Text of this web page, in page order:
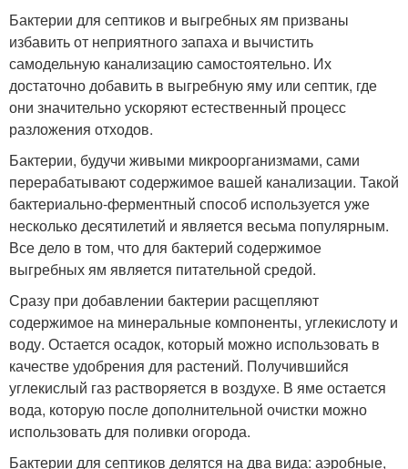
Бактерии для септиков и выгребных ям призваны
избавить от неприятного запаха и вычистить
самодельную канализацию самостоятельно. Их
достаточно добавить в выгребную яму или септик, где
они значительно ускоряют естественный процесс
разложения отходов.
Бактерии, будучи живыми микроорганизмами, сами
перерабатывают содержимое вашей канализации. Такой
бактериально-ферментный способ используется уже
несколько десятилетий и является весьма популярным.
Все дело в том, что для бактерий содержимое
выгребных ям является питательной средой.
Сразу при добавлении бактерии расщепляют
содержимое на минеральные компоненты, углекислоту и
воду. Остается осадок, который можно использовать в
качестве удобрения для растений. Получившийся
углекислый газ растворяется в воздухе. В яме остается
вода, которую после дополнительной очистки можно
использовать для поливки огорода.
Бактерии для септиков делятся на два вида: аэробные,